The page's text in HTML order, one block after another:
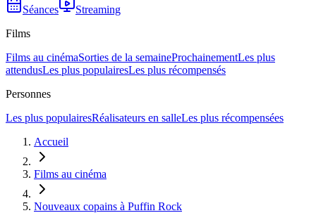
Séances
Streaming
Films
Films au cinémaSorties de la semaineProchainementLes plus
attendusLes plus populairesLes plus récompensés
Personnes
Les plus populairesRéalisateurs en salleLes plus récompensées
Accueil
Films au cinéma
Nouveaux copains à Puffin Rock